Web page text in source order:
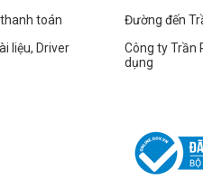
có thể mở khóa thiết bị một cách
toán
liệu, Driver
Đường đến
Công ty Trần
dụng